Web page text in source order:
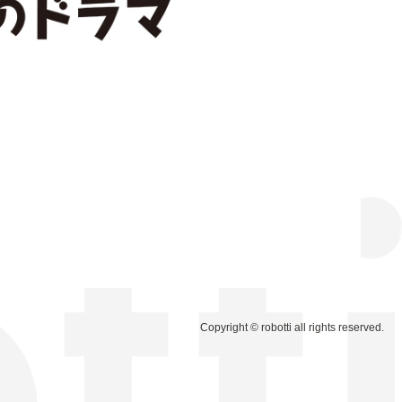
Copyright © robotti all rights reserved.